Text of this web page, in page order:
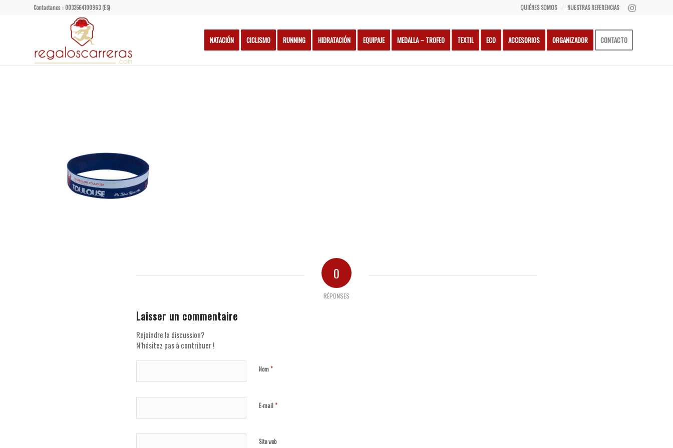
QUIÉNES SOMOS NUESTRAS REFERENCIAS
Contactanos : 0033564100963 (ES)
NATACIÓN CICLISMO RUNNING HIDRATACIÓN EQUIPAJE MEDALLA – TROFEO TEXTIL ECO ACCESORIOS ORGANIZADOR CONTACTO
0
RÉPONSES
Laisser un commentaire
Rejoindre la discussion?
N’hésitez pas à contribuer !
Nom*
E-mail*
Site web